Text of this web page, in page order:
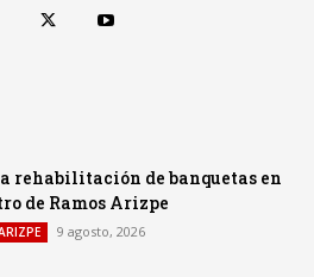
rehabilitación de banquetas en
de Ramos Arizpe
9 agosto, 2026